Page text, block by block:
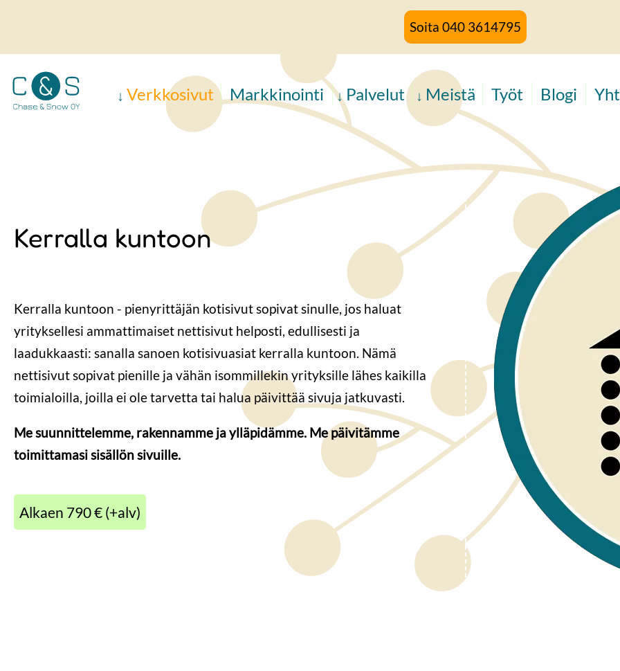
Soita 040 3614795
Verkkosivut Markkinointi Palvelut Meistä Työt Blogi
Kerralla kuntoon
Kerralla kuntoon - pienyrittäjän kotisivut sopivat sinulle, jos haluat
yrityksellesi ammattimaiset nettisivut helposti, edullisesti ja
laadukkaasti: sanalla sanoen kotisivuasiat kerralla kuntoon. Nämä
nettisivut sopivat pienille ja vähän isommillekin yrityksille lähes kaikilla
toimialoilla, joilla ei ole tarvetta tai halua päivittää sivuja jatkuvasti.
Me suunnittelemme, rakennamme ja ylläpidämme. Me päivitämme
toimittamasi sisällön sivuille.
Alkaen 790 € (+alv)